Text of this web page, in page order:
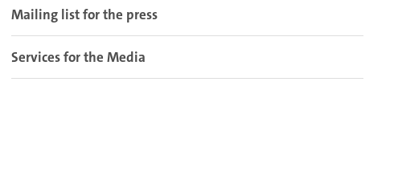
Mailing list for the press
Services for the Media